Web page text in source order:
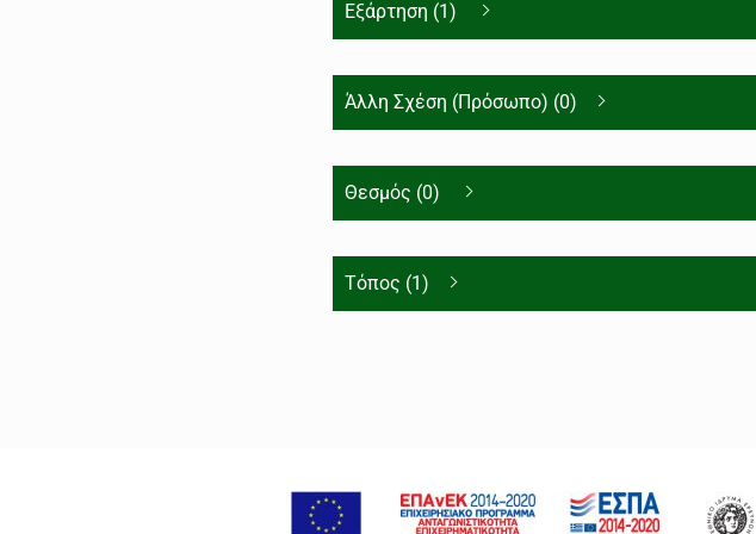
Εξάρτηση (1)
Άλλη Σχέση (Πρόσωπο) (0)
Θεσμός (0)
Τόπος (1)